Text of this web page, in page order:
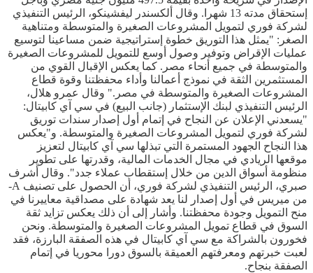
إستحقاق مدته 13 شهرا. وقال ألكسندر ليفشينكو، الرئيس التنفيذي
لشركة فوري لتمويل المشروعات الصغيرة والمتوسطة ومتناهية
الصغر: "يمثل هذا التوريق خطوة إستراتيجية ضمن مساعينا لتوسيع
عمليات الإقراض وتوفير وصول أوسع للتمويل للمشروعات الصغيرة
والمتوسطة في جميع أنحاء مصر. كما يعكس الإقبال القوي من
المستثمرين الثقة في نموذج أعمالنا وأداء محفظتنا وقوة قطاع
المشروعات الصغيرة والمتوسطة في مصر." وقال عمرو هلال،
الرئيس التنفيذي لبنك الإستثمار (جانب البيع) في سي آي كابيتال:
"يسعدني الإعلان عن النجاح في إتمام أول إصدار سندات توريق
لشركة فوري لتمويل المشروعات الصغيرة والمتوسطة. و"يعكس
هذا النجاح الجهود المستمرة التي تبذلها سي آي كابيتال لتعزيز
موقعها الريادي في مجال الخدمات المالية، وقدرتها على تطوير
منظومة أسواق الدين من خلال إستقطاب عملاء جدد". وقال أشرف
صبري، الرئيس التنفيذي لشركة فوري، أن الحصول على تصنيف A-
من ميريس في أول إصدار لنا يعد شهادة على مصداقية معاييرنا في
منح التمويل وجودة محفظتنا. وأشار إلى أن ذلك يعكس تزايد ثقة
السوق في قطاع تمويل المشروعات الصغيرة والمتوسطة. ونحن
فخورون بالشراكة مع سي آي كابيتال في هذه الصفقة البارزة، فقد
لعبت خبرتهم ومعرفتهم العميقة بالسوق دورا محوريا في إتمام
الصفقة بنجاح.